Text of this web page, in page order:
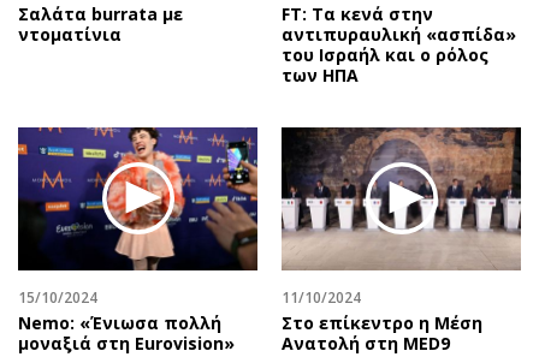
Σαλάτα burrata με
ντοματίνια
FT: Tα κενά στην
αντιπυραυλική «ασπίδα»
του Ισραήλ και ο ρόλος
των ΗΠΑ
15/10/2024
Nemo: «Ένιωσα πολλή
μοναξιά στη Eurovision»
11/10/2024
Στο επίκεντρο η Μέση
Ανατολή στη MED9